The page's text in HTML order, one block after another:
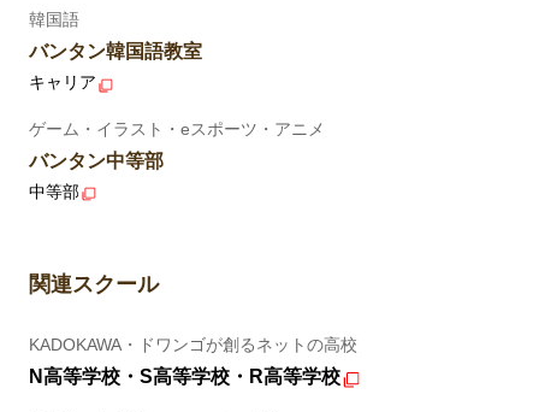
韓国語
バンタン韓国語教室
キャリア
ゲーム・イラスト・eスポーツ・アニメ
バンタン中等部
中等部
関連スクール
KADOKAWA・ドワンゴが創るネットの高校
N高等学校・S高等学校・R高等学校